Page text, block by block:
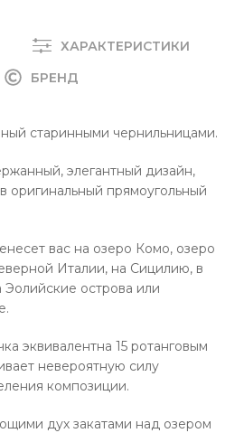
ХАРАКТЕРИСТИКИ
БРЕНД
старинными чернильницами.
элегантный дизайн,
прямоугольный
вас на озеро Комо, озеро
Италии, на Сицилию, в
Эолийские острова или
эквивалентна 15 ротанговым
невероятную силу
композиции.
дух закатами над озером